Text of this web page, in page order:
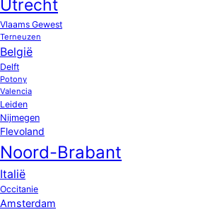
Utrecht
Vlaams Gewest
Terneuzen
België
Delft
Potony
Valencia
Leiden
Nijmegen
Flevoland
Noord-Brabant
Italië
Occitanie
Amsterdam